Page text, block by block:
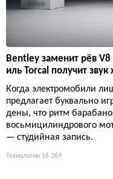
Bentley заменит рёв
иль Torcal получит
Когда электромобили
предлагает буквально
дены, что ритм
восьмицилиндрового
— студийная запись.
Технологии 16 269